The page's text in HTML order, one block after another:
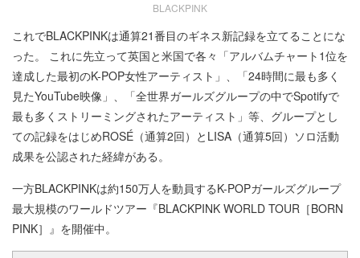
BLACKPINK
これでBLACKPINKは通算21番目のギネス新記録を立てることにな
った。 これに先立って英国と米国で各々「アルバムチャート1位を
達成した最初のK-POP女性アーティスト」、「24時間に最も多く
見たYouTube映像」、「全世界ガールズグループの中でSpotifyで
最も多くストリーミングされたアーティスト」等、グループとし
ての記録をはじめROSÉ（通算2回）とLISA（通算5回）ソロ活動
成果を公認された経緯がある。
一方BLACKPINKは約150万人を動員するK-POPガールズグループ
最大規模のワールドツアー『BLACKPINK WORLD TOUR［BORN
PINK］』を開催中。